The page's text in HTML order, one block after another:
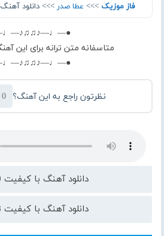
فاز موزیک >>> عطا صدر >>> دانلود
متاسفانه متن ترانه برای این
نظرتون راجع به این آهنگ؟ 0
دانلود آهنگ با کیفیت 320
دانلود آهنگ با کیفیت 128